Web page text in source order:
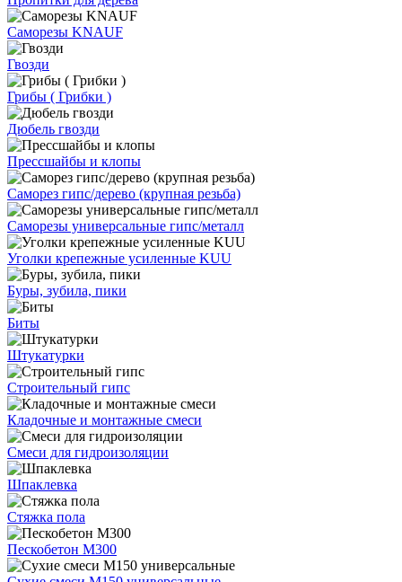
Саморезы KNAUF
Гвозди
Грибы ( Грибки )
Дюбель гвозди
Прессшайбы и клопы
Саморез гипс/дерево (крупная резьба)
Саморезы универсальные гипс/металл
Уголки крепежные усиленные KUU
Буры, зубила, пики
Биты
Штукатурки
Строительный гипс
Кладочные и монтажные смеси
Смеси для гидроизоляции
Шпаклевка
Стяжка пола
Пескобетон М300